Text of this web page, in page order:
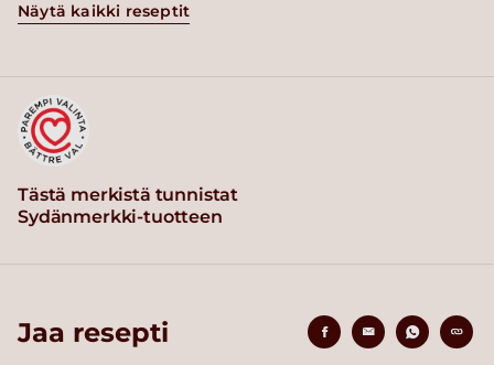
Näytä kaikki reseptit
Tästä merkistä tunnistat
Sydänmerkki-tuotteen
Jaa resepti